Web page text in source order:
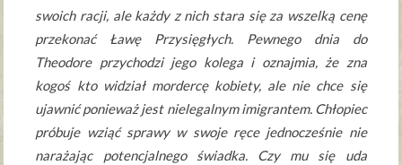
swoich racji, ale każdy z nich stara się za wszelką cenę
przekonać Ławę Przysięgłych. Pewnego dnia do
Theodore przychodzi jego kolega i oznajmia, że zna
kogoś kto widział mordercę kobiety, ale nie chce się
ujawnić ponieważ jest nielegalnym imigrantem. Chłopiec
próbuje wziąć sprawy w swoje ręce jednocześnie nie
narażając potencjalnego świadka. Czy mu się uda